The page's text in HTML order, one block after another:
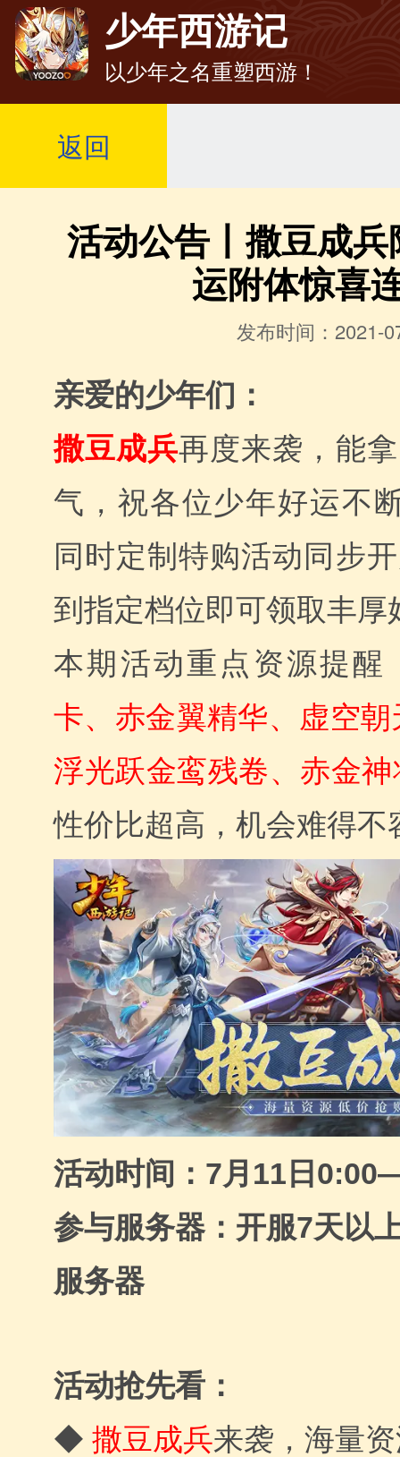
少年西游记
以少年之名重塑西游！
返回
活动公告丨撒豆成
运附体惊喜
发布时间：2021-
亲爱的少年们：
撒豆成兵再度来袭，能
气，祝各位少年好运不
同时定制特购活动同步
到指定档位即可领取丰厚
本期活动重点资源提醒
卡、赤金翼精华、虚空朝
浮光跃金鸾残卷、赤金
性价比超高，机会难得不
活动时间：7月11日
参与服务器：开服7天以
服务器
活动抢先看：
◆ 撒豆成兵来袭，海量